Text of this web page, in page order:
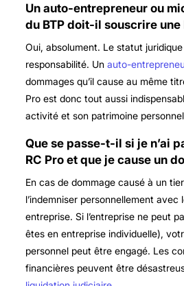
Un auto-entrepreneur ou
du BTP doit-il souscrire une
Oui, absolument. Le statut
responsabilité. Un auto-
dommages qu’il cause au même
Pro est donc tout aussi
activité et son patrimoine
Que se passe-t-il si je n’ai
RC Pro et que je cause un
En cas de dommage causé à un
l’indemniser personnellement
entreprise. Si l’entreprise ne peut
êtes en entreprise individuelle),
personnel peut être engagé. Les
financières peuvent être